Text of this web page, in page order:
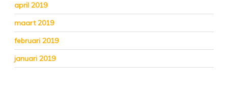
april 2019
maart 2019
februari 2019
januari 2019